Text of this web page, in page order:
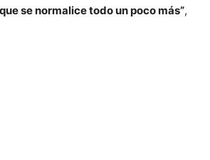
se normalice todo un poco más”,